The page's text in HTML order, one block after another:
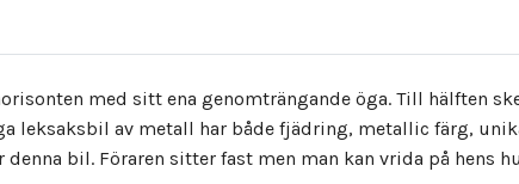
med sitt ena genomträngande öga. Till hälften
leksaksbil av metall har både fjädring, metallic färg,
bil. Föraren sitter fast men man kan vrida på hens